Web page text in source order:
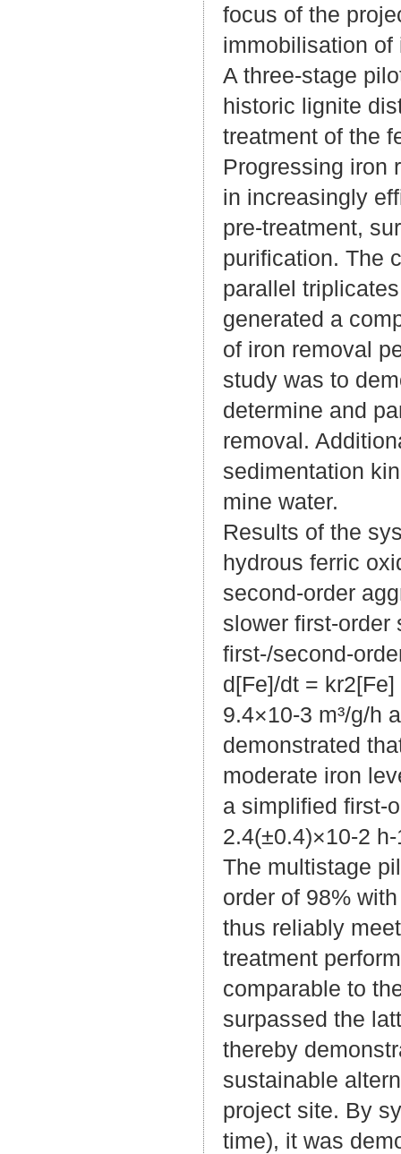
focus of the
immobilisation of
A three-stage
historic lignite
treatment of the
Progressing iron
in increasingly
pre-treatment,
purification. The
parallel
generated a
of iron removal
study was to
determine and
removal.
sedimentation
mine water.
Results of the
hydrous ferric
second-order
slower first-order
first-/second-
d[Fe]/dt =
9.4×10-3 m³/g/h
demonstrated
moderate iron
a simplified first-
2.4(±0.4)×10-2
The multistage
order of 98%
thus reliably
treatment
comparable to
surpassed the
thereby
sustainable
project site. By
time), it was